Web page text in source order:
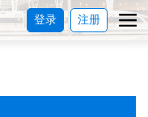
登录 注册